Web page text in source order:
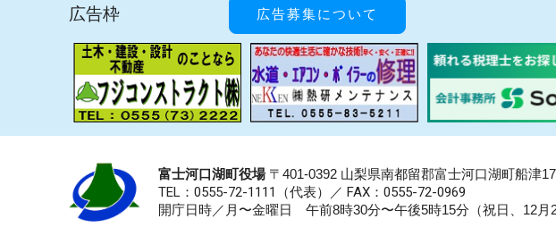
広告枠 広告募集について
富士河口湖町役場〒401-0392 山梨県南都留郡富士河口湖町船津
TEL：0555-72-1111 （代表）／ FAX：0555-72-0969
開庁日時／月〜金曜日 午前8時30分〜午後5時15分（祝日、12月